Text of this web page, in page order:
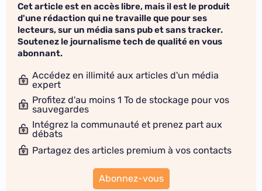
Cet article est en accès libre, mais il est le produit
d'une rédaction qui ne travaille que pour ses
lecteurs, sur un média sans pub et sans tracker.
Soutenez le journalisme tech de qualité en vous
abonnant.
Accédez en illimité aux articles d'un média
expert
Profitez d'au moins 1 To de stockage pour vos
sauvegardes
Intégrez la communauté et prenez part aux
débats
Partagez des articles premium à vos contacts
Abonnez-vous